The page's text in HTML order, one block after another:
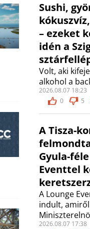
Sushi,
– ezeket
idén a
Volt, aki
alkohol a
2026.08.07 18:23
0
5
A Tisza-
Gyula-
Eventtel
A Lounge
indult,
2026.08.07 17:38